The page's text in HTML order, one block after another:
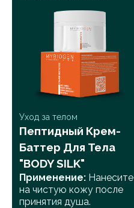
Уход за телом
Пептидный Крем-
Баттер Для Тела
"BODY SILK"
Применение: Нанесите
на чистую кожу после
принятия душа.